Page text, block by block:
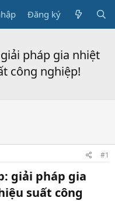
Đăng ký
pháp gia nhiệt
công nghiệp!
#1
giải pháp gia
suất công